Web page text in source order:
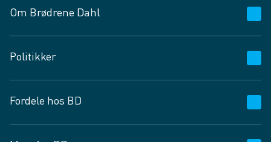
Om Brødrene Dahl
Vagttelefon 30 10 89 89
Spørgsmål og svar
Job og karriere
Fødevarekontrolrapport
Politikker
Privatlivspolitik
Cookies
Fordele hos BD